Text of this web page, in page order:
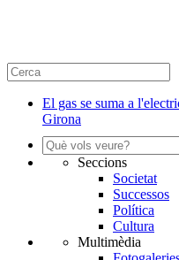
El gas se suma a
Girona
Seccions
Societat
Successos
Política
Cultura
Multimèdia